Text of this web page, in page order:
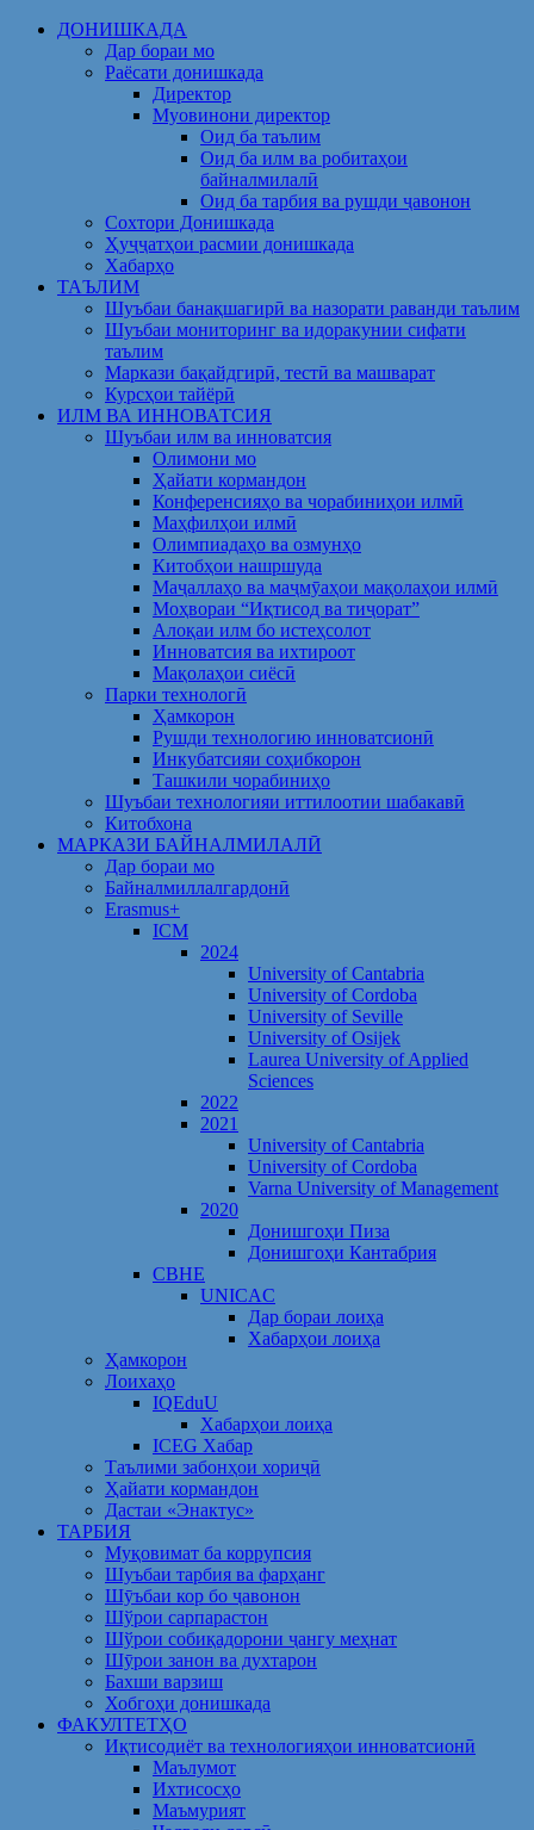
Skip
ДОНИШКАДА
Дар бораи мо
Раёсати донишкада
Директор
Муовинони директор
Оид ба таълим
Оид ба илм ва робитаҳои
байналмилалӣ
Оид ба тарбия ва рушди ҷавонон
Сохтори Донишкада
Ҳуҷҷатҳои расмии донишкада
Хабарҳо
ТАЪЛИМ
Шуъбаи банақшагирӣ ва назорати раванди таълим
Шуъбаи мониторинг ва идоракунии сифати
таълим
Маркази бақайдгирӣ, тестӣ ва машварат
Курсҳои тайёрӣ
ИЛМ ВА ИННОВАТСИЯ
Шуъбаи илм ва инноватсия
Олимони мо
Ҳайати кормандон
Конференсияҳо ва чорабиниҳои илмӣ
Маҳфилҳои илмӣ
Олимпиадаҳо ва озмунҳо
Китобҳои нашршуда
Маҷаллаҳо ва маҷмӯаҳои мақолаҳои илмӣ
Моҳвораи “Иқтисод ва тиҷорат”
Алоқаи илм бо истеҳсолот
Инноватсия ва ихтироот
Мақолаҳои сиёсӣ
Парки технологӣ
Ҳамкорон
Рушди технологию инноватсионӣ
Инкубатсияи соҳибкорон
Ташкили чорабиниҳо
Шуъбаи технологияи иттилоотии шабакавӣ
Китобхона
МАРКАЗИ БАЙНАЛМИЛАЛӢ
Дар бораи мо
Байналмиллалгардонӣ
Erasmus+
ICM
2024
University of Cantabria
University of Cordoba
University of Seville
University of Osijek
Laurea University of Applied
Sciences
2022
2021
University of Cantabria
University of Cordoba
Varna University of Management
2020
Донишгоҳи Пиза
Донишгоҳи Кантабрия
CBHE
UNICAC
Дар бораи лоиҳа
Хабарҳои лоиҳа
Ҳамкорон
Лоихаҳо
IQEduU
Хабарҳои лоиҳа
ICEG Хабар
Таълими забонҳои хориҷӣ
Ҳайати кормандон
Дастаи «Энактус»
ТАРБИЯ
Муқовимат ба коррупсия
Шуъбаи тарбия ва фарҳанг
Шӯъбаи кор бо ҷавонон
Шўрои сарпарастон
Шўрои собиқадорони ҷангу меҳнат
Шӯрои занон ва духтарон
Бахши варзиш
Хобгоҳи донишкада
ФАКУЛТЕТҲО
Иқтисодиёт ва технологияҳои инноватсионӣ
Маълумот
Ихтисосҳо
Маъмурият